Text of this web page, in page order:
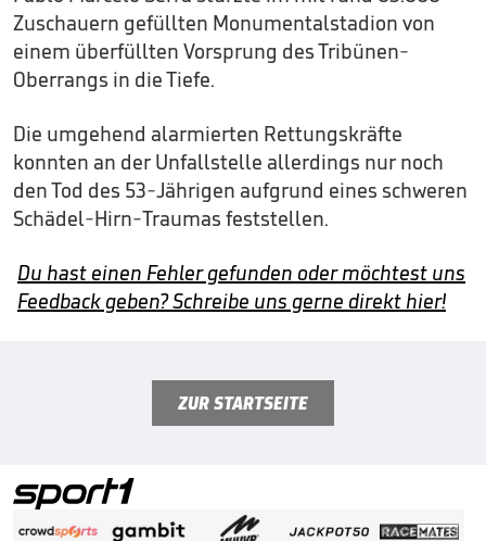
Zuschauern gefüllten Monumentalstadion von
einem überfüllten Vorsprung des Tribünen-
Oberrangs in die Tiefe.
Die umgehend alarmierten Rettungskräfte
konnten an der Unfallstelle allerdings nur noch
den Tod des 53-Jährigen aufgrund eines schweren
Schädel-Hirn-Traumas feststellen.
Du hast einen Fehler gefunden oder möchtest uns
Feedback geben? Schreibe uns gerne direkt hier!
ZUR STARTSEITE